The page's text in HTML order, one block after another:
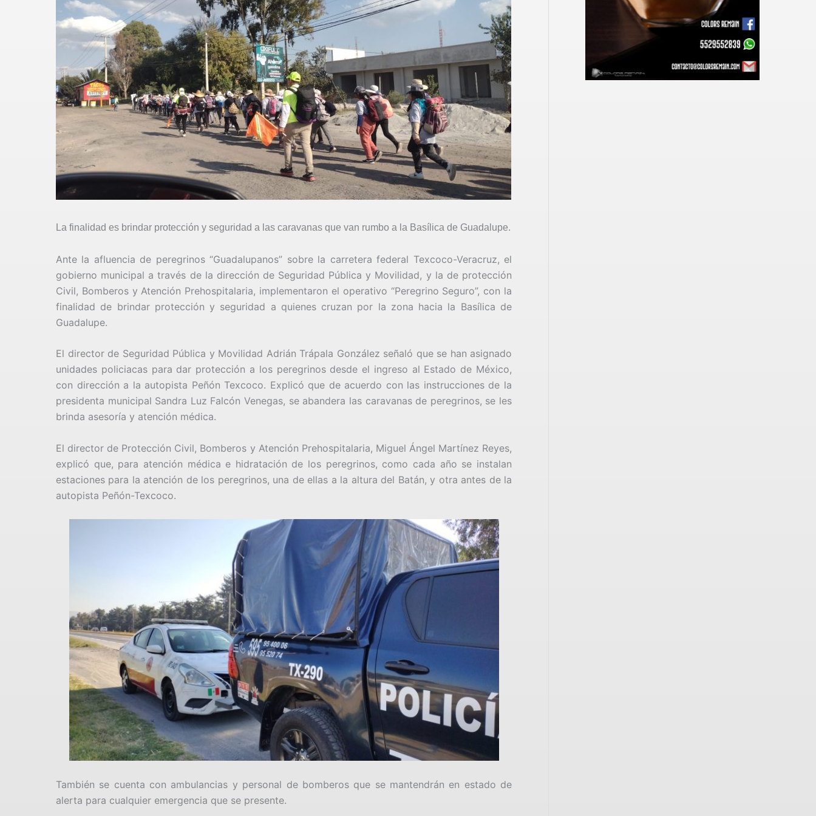
La finalidad es brindar protección y seguridad a las caravanas que van rumbo a la Basílica de Guadalupe.
Ante la afluencia de peregrinos “Guadalupanos” sobre la carretera federal Texcoco-Veracruz, el
gobierno municipal a través de la dirección de Seguridad Pública y Movilidad, y la de protección
Civil, Bomberos y Atención Prehospitalaria, implementaron el operativo “Peregrino Seguro”, con la
finalidad de brindar protección y seguridad a quienes cruzan por la zona hacia la Basílica de
Guadalupe.
El director de Seguridad Pública y Movilidad Adrián Trápala González señaló que se han asignado
unidades policiacas para dar protección a los peregrinos desde el ingreso al Estado de México,
con dirección a la autopista Peñón Texcoco. Explicó que de acuerdo con las instrucciones de la
presidenta municipal Sandra Luz Falcón Venegas, se abandera las caravanas de peregrinos, se les
brinda asesoría y atención médica.
El director de Protección Civil, Bomberos y Atención Prehospitalaria, Miguel Ángel Martínez Reyes,
explicó que, para atención médica e hidratación de los peregrinos, como cada año se instalan
estaciones para la atención de los peregrinos, una de ellas a la altura del Batán, y otra antes de la
autopista Peñón-Texcoco.
También se cuenta con ambulancias y personal de bomberos que se mantendrán en estado de
alerta para cualquier emergencia que se presente.